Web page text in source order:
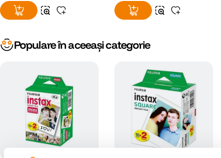
Populare în aceeași categorie